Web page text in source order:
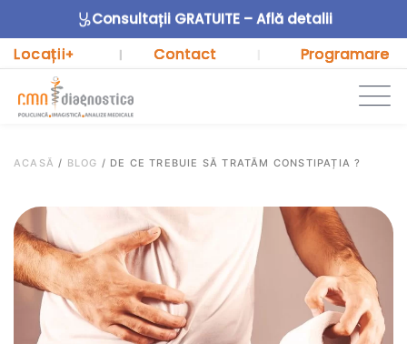
Consultații GRATUITE – Află detalii
Locații+ | Contact Programare
ACASĂ / BLOG / DE CE TREBUIE SĂ TRATĂM CONSTIPAȚIA ?